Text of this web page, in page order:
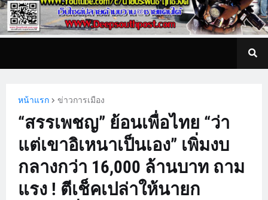
หน้าแรก ข่าวการเมือง
“สรรเพชญ” ย้อนเพื่อไทย “ว่า
แต่เขาอิเหนาเป็นเอง” เพิ่มงบ
กลางกว่า 16,000 ล้านบาท ถาม
แรง ! ตีเช็คเปล่าให้นายก